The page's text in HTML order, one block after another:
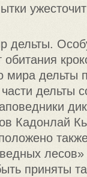
дельты.
дельты
дельты
Кадонлай
приняты